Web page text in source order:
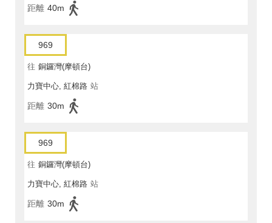
距離 40m
969
往 銅鑼灣(摩頓台)
力寶中心, 紅棉路 站
距離 30m
969
往 銅鑼灣(摩頓台)
力寶中心, 紅棉路 站
距離 30m